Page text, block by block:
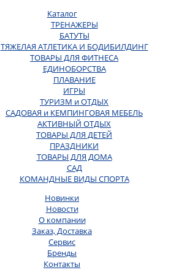
Каталог
ТРЕНАЖЕРЫ
БАТУТЫ
ТЯЖЕЛАЯ АТЛЕТИКА И БОДИБИЛДИНГ
ТОВАРЫ ДЛЯ ФИТНЕСА
ЕДИНОБОРСТВА
ПЛАВАНИЕ
ИГРЫ
ТУРИЗМ и ОТДЫХ
САДОВАЯ и КЕМПИНГОВАЯ МЕБЕЛЬ
АКТИВНЫЙ ОТДЫХ
ТОВАРЫ ДЛЯ ДЕТЕЙ
ПРАЗДНИКИ
ТОВАРЫ ДЛЯ ДОМА
САД
КОМАНДНЫЕ ВИДЫ СПОРТА
Новинки
Новости
О компании
Заказ, Доставка
Сервис
Бренды
Контакты